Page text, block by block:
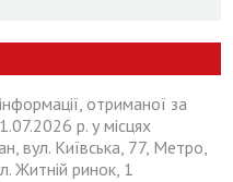
отриманої за
р. у місцях
вул. Київська, 77, Метро,
Житній ринок, 1